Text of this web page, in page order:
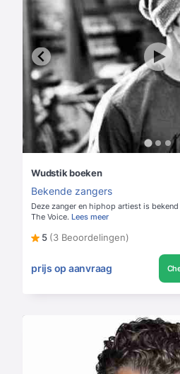
Wudstik boeken
Bekende zangers
Deze zanger en hiphop artiest is
The Voice. Lees meer
5 (3 Beoordelingen)
prijs op aanvraag